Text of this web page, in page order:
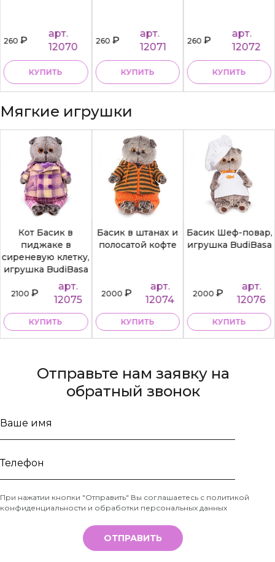
260₽
арт.
12070
КУПИТЬ
260₽
арт.
12071
КУПИТЬ
260₽
арт.
12072
КУПИТЬ
Мягкие игрушки
Кот Басик в
пиджаке в
сиреневую клетку,
игрушка BudiBasa
2100₽
арт.
12075
КУПИТЬ
Басик в штанах и
полосатой кофте
2000₽
арт.
12074
КУПИТЬ
Басик Шеф-повар,
игрушка BudiBasa
2000₽
арт.
12076
КУПИТЬ
Отправьте нам заявку на
обратный звонок
Ваше
Телефон
*
При нажатии кнопки "Отправить" Вы соглашаетесь с политикой
конфиденциальности и обработки персональных данных
ОТПРАВИТЬ